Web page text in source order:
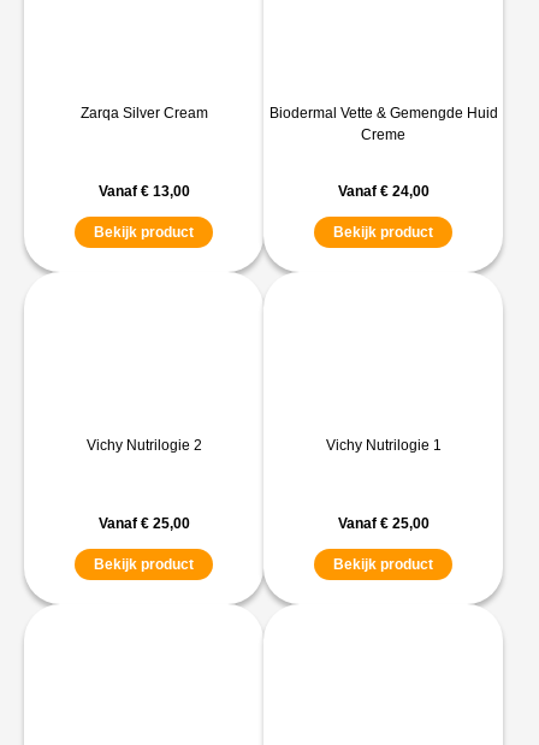
Zarqa Silver Cream
Vanaf €13,00
Bekijk product
Biodermal Vette & Gemengde Huid
Creme
Vanaf €24,00
Bekijk product
Vichy Nutrilogie 2
Vanaf €25,00
Bekijk product
Vichy Nutrilogie 1
Vanaf €25,00
Bekijk product